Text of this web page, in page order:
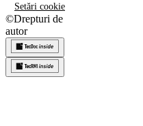
Setări cookie
©Drepturi de
autor